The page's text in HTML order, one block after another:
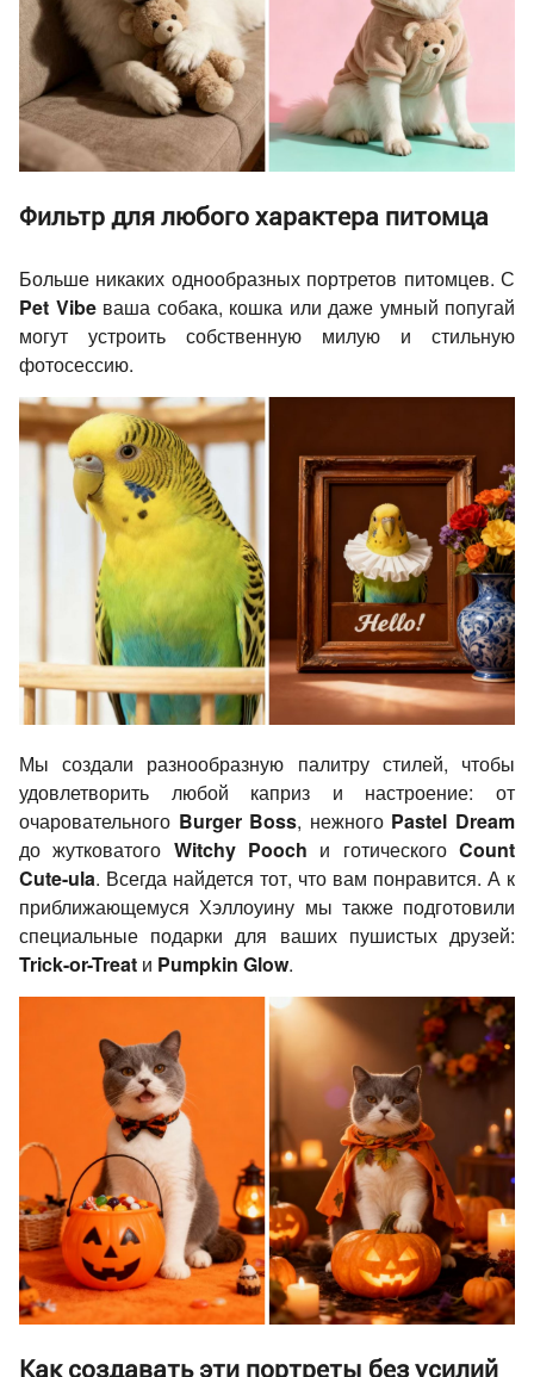
Фильтр для любого характера питомца
Больше никаких однообразных портретов питомцев. С
Pet Vibeваша собака, кошка или даже умный попугай
могут устроить собственную милую и стильную
фотосессию.
Мы создали разнообразную палитру стилей, чтобы
удовлетворить любой каприз и настроение: от
очаровательного Burger Boss, нежного Pastel Dream
до жутковатого Witchy Pooch и готическогоCount
Cute-ula. Всегда найдется тот, что вам понравится. А к
приближающемуся Хэллоуину мы также подготовили
специальные подарки для ваших пушистых друзей:
Trick-or-Treat и Pumpkin Glow.
Как создавать эти портреты без усилий